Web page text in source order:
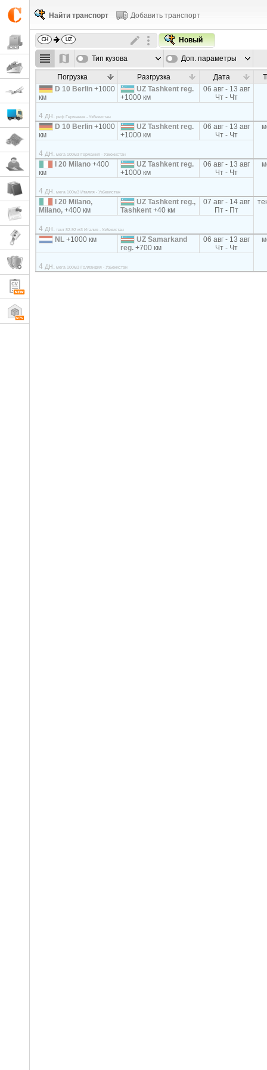
Найти транспорт Добавить транспорт
Новый
Тип кузова Доп. параметры
Погрузка Разгрузка Дата
D 10 Berlin+1000
км
UZ Tashkent reg.
+1000 км
06 авг - 13 авг
Чт - Чт
4 дн. реф Германия - Узбекистан
D 10 Berlin+1000
км
UZ Tashkent reg.
+1000 км
06 авг - 13 авг
Чт - Чт
4 дн. мега 100м3 Германия - Узбекистан
I 20 Milano+400
км
UZ Tashkent reg.
+1000 км
06 авг - 13 авг
Чт - Чт
4 дн. мега 100м3 Италия - Узбекистан
I 20 Milano,
Milano,+400 км
UZ Tashkent reg.,
Tashkent+40 км
07 авг - 14 авг
Пт - Пт
4 дн. тент 82-92 м3 Италия - Узбекистан
NL+1000 км
UZ Samarkand
reg.+700 км
06 авг - 13 авг
Чт - Чт
4 дн. мега 100м3 Голландия - Узбекистан